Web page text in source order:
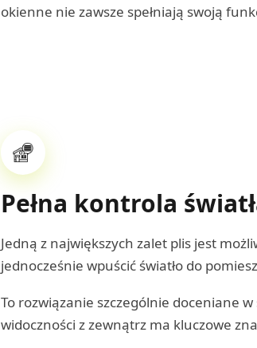
okienne nie zawsze spełniają swoją
Pełna kontrola
Jedną z największych zalet plis jest
jednocześnie wpuścić światło do
To rozwiązanie szczególnie doceniane
widoczności z zewnątrz ma kluczowe